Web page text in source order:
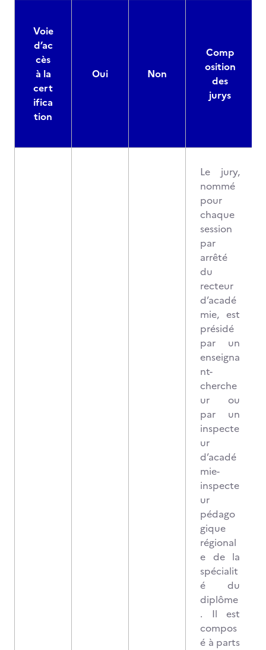
Voie
d’ac
cès
à la
cert
ifica
tion
Oui Non
Comp
osition
des
jurys
Le jury,
nommé
pour
chaque
session
par
arrêté
du
recteur
d’acadé
mie, est
présidé
par un
enseigna
nt-
cherche
ur ou
par un
inspecte
ur
d’acadé
mie-
inspecte
ur
pédago
gique
régional
e de la
spécialit
é du
diplôme
. Il est
compos
é à parts